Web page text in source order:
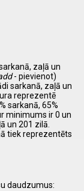
zaļā un
- pievienot)
sarkanā, zaļā un
reprezentē
sarkanā, 65%
minimums ir 0 un
un 201 zilā.
tiek reprezentēts
daudzumus: